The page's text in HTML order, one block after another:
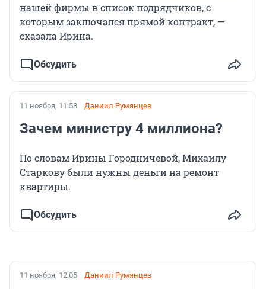
нашей фирмы в список подрядчиков, с
которым заключался прямой контракт, —
сказала Ирина.
Обсудить
11 ноября, 11:58 Даниил Румянцев
Зачем министру 4 миллиона?
По словам Ирины Городничевой, Михаилу
Старкову были нужны деньги на ремонт
квартиры.
Обсудить
11 ноября, 12:05 Даниил Румянцев